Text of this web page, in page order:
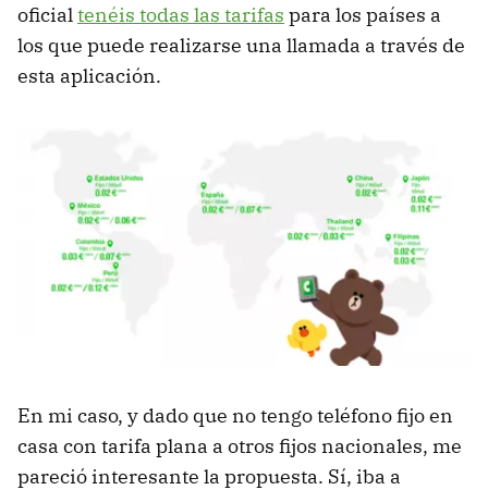
oficial tenéis todas las tarifas para los países a
los que puede realizarse una llamada a través de
esta aplicación.
En mi caso, y dado que no tengo teléfono fijo en
casa con tarifa plana a otros fijos nacionales, me
pareció interesante la propuesta. Sí, iba a